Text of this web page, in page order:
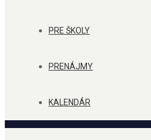
PRE ŠKOLY
PRENÁJMY
KALENDÁR